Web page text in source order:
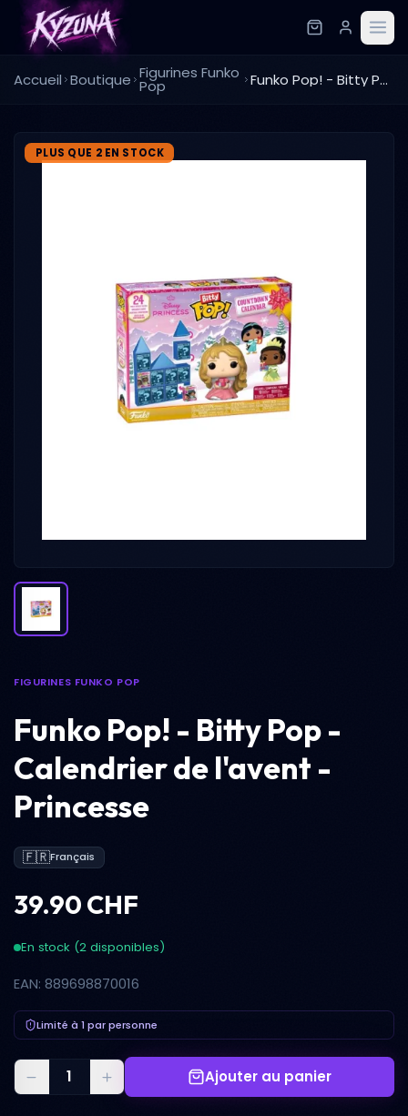
Accueil Boutique Figurines Funko
Pop Funko Pop! - Bitty Pop - Calendrier de l'avent - Princesse
PLUS QUE 2 EN STOCK
FIGURINES FUNKO POP
Funko Pop! - Bitty Pop -
Calendrier de l'avent -
Princesse
🇫🇷Français
39.90 CHF
En stock (2 disponibles)
EAN: 889698870016
Limité à 1 par personne
Ajouter au panier